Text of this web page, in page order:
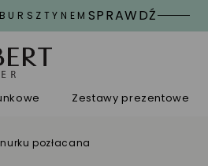
SPRAWDŹ
Zestawy prezentowe
pozłacana